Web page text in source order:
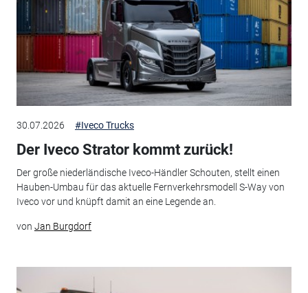
30.07.2026 #Iveco Trucks
Der Iveco Strator kommt zurück!
Der große niederländische Iveco-Händler Schouten, stellt einen
Hauben-Umbau für das aktuelle Fernverkehrsmodell S-Way von
Iveco vor und knüpft damit an eine Legende an.
von Jan Burgdorf